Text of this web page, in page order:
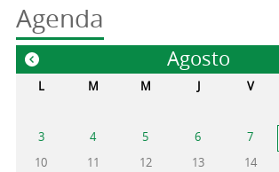
Agenda
Agosto
«
L M M J V
3
4 5 6 7
10
11 12 13 14